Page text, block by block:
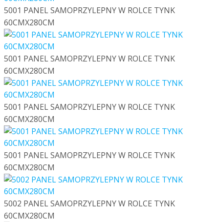
5001 PANEL SAMOPRZYLEPNY W ROLCE TYNK
60CMX280CM
5001 PANEL SAMOPRZYLEPNY W ROLCE TYNK
60CMX280CM
5001 PANEL SAMOPRZYLEPNY W ROLCE TYNK
60CMX280CM
5001 PANEL SAMOPRZYLEPNY W ROLCE TYNK
60CMX280CM
5002 PANEL SAMOPRZYLEPNY W ROLCE TYNK
60CMX280CM